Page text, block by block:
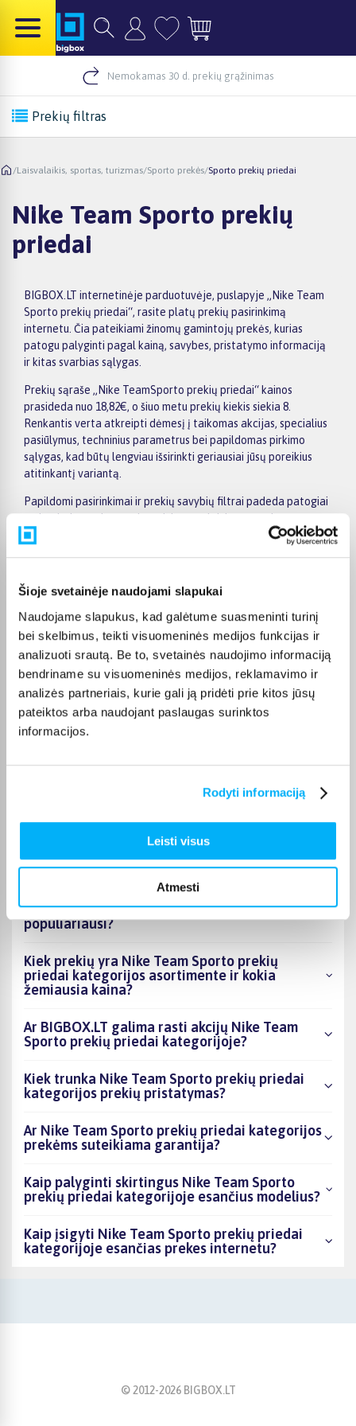
Šioje svetainėje naudojami slapukai
Naudojame slapukus, kad galėtume suasmeninti turinį
bei skelbimus, teikti visuomeninės medijos funkcijas ir
analizuoti srautą. Be to, svetainės naudojimo informaciją
bendriname su visuomeninės medijos, reklamavimo ir
analizės partneriais, kurie gali ją pridėti prie kitos jūsų
pateiktos arba naudojant paslaugas surinktos
informacijos.
Rodyti informaciją
Leisti visus
Atmesti
Nemokamas 30 d. prekių grąžinimas
Prekių filtras
/Laisvalaikis, sportas, turizmas/Sporto prekės/Sporto prekių priedai
Nike Team Sporto prekių
priedai
BIGBOX.LT internetinėje parduotuvėje, puslapyje „Nike Team
Sporto prekių priedai“, rasite platų prekių pasirinkimą
internetu. Čia pateikiami žinomų gamintojų prekės, kurias
patogu palyginti pagal kainą, savybes, pristatymo informaciją
ir kitas svarbias sąlygas.
Prekių sąraše „Nike TeamSporto prekių priedai“ kainos
prasideda nuo 18,82€, o šiuo metu prekių kiekis siekia 8.
Renkantis verta atkreipti dėmesį į taikomas akcijas, specialius
pasiūlymus, techninius parametrus bei papildomas pirkimo
sąlygas, kad būtų lengviau išsirinkti geriausiai jūsų poreikius
atitinkantį variantą.
Papildomi pasirinkimai ir prekių savybių filtrai padeda patogiai
susiaurinti asortimentą ir greičiau rasti tinkamą prekę.
Peržiūrėkite „Nike TeamSporto prekių priedai“ pasiūlymus
terminą.
Pirkėjų atsiliepimai apie prekes
Vygantas G.
Geras, tvirtas - kokybiškas suoliukas.
Kokie Nike Team Sporto prekių priedai
kategorijoje esantys produktai šiuo metu
populiariausi?
Kiek prekių yra Nike Team Sporto prekių
priedai kategorijos asortimente ir kokia
žemiausia kaina?
Ar BIGBOX.LT galima rasti akcijų Nike Team
Sporto prekių priedai kategorijoje?
Kiek trunka Nike Team Sporto prekių priedai
kategorijos prekių pristatymas?
Ar Nike Team Sporto prekių priedai kategorijos
prekėms suteikiama garantija?
Kaip palyginti skirtingus Nike Team Sporto
prekių priedai kategorijoje esančius modelius?
Kaip įsigyti Nike Team Sporto prekių priedai
kategorijoje esančias prekes internetu?
© 2012-2026BIGBOX.LT